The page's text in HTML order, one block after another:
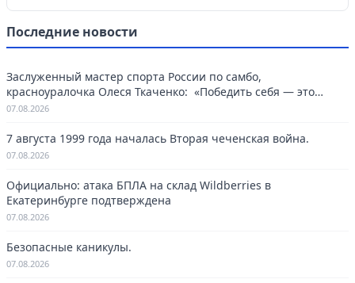
Последние новости
Заслуженный мастер спорта России по самбо,
красноуралочка Олеся Ткаченко: «Победить себя — это
навсегда»
07.08.2026
7 августа 1999 года началась Вторая чеченская война.
07.08.2026
Официально: атака БПЛА на склад Wildberries в
Екатеринбурге подтверждена
07.08.2026
Безопасные каникулы.
07.08.2026